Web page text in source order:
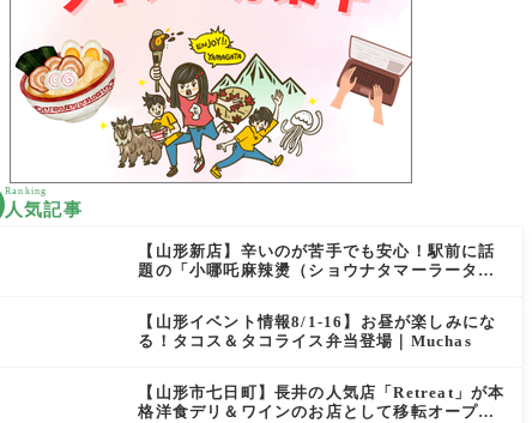
Ranking
人気記事
【山形新店】辛いのが苦手でも安心！駅前に話
題の「小哪吒麻辣燙（ショウナタマーラータ
【山形イベント情報8/1-16】お昼が楽しみにな
る！タコス＆タコライス弁当登場｜Muchas
【山形市七日町】長井の人気店「Retreat」が本
格洋食デリ＆ワインのお店として移転オープン